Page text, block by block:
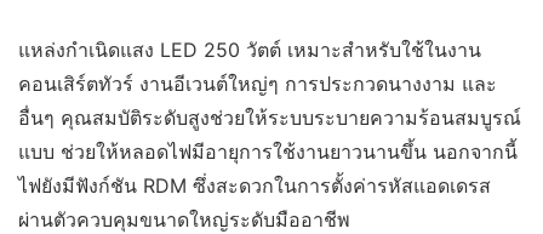
แหล่งกำเนิดแสง LED 250 วัตต์ เหมาะสำหรับใช้ในงาน
คอนเสิร์ตทัวร์ งานอีเวนต์ใหญ่ๆ การประกวดนางงาม และ
อื่นๆ คุณสมบัติระดับสูงช่วยให้ระบบระบายความร้อนสมบูรณ์
แบบ ช่วยให้หลอดไฟมีอายุการใช้งานยาวนานขึ้น นอกจากนี้
ไฟยังมีฟังก์ชัน RDM ซึ่งสะดวกในการตั้งค่ารหัสแอดเดรส
ผ่านตัวควบคุมขนาดใหญ่ระดับมืออาชีพ